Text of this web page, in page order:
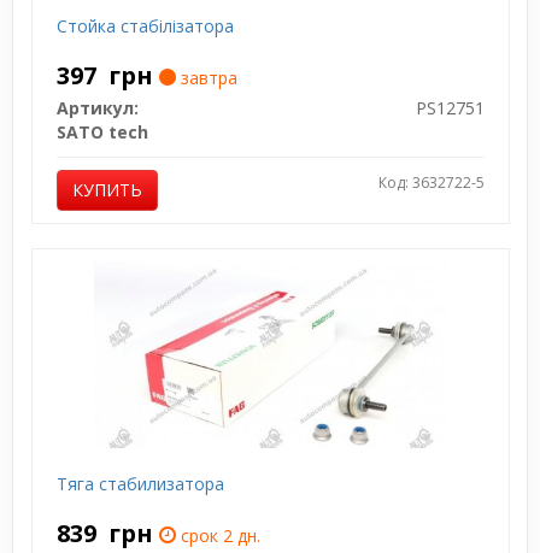
Стойка стабілізатора
397 грн
завтра
Артикул:
PS12751
SATO tech
КУПИТЬ Код: 3632722-5
Тяга стабилизатора
839 грн
срок 2 дн.